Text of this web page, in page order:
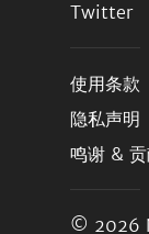
Twitter
使用条款
隐私声明
鸣谢 &
© 2026